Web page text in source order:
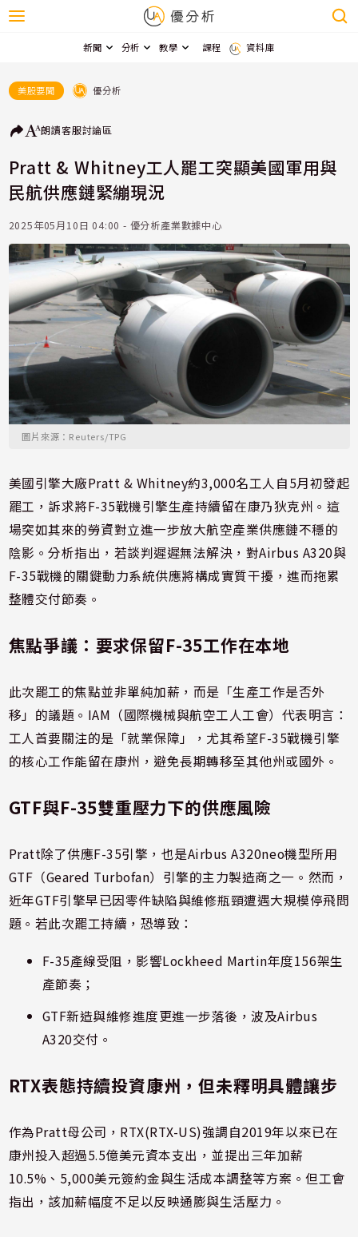
新聞 分析 教學 課程 資料庫
美股要聞 優分析
朗讀客服討論區
Pratt & Whitney工人罷工突顯美國軍用與
民航供應鏈緊繃現況
2025年05月10日 04:00 - 優分析產業數據中心
圖片來源：Reuters/TPG
美國引擎大廠Pratt & Whitney約3,000名工人自5月初發起
罷工，訴求將F-35戰機引擎生產持續留在康乃狄克州。這
場突如其來的勞資對立進一步放大航空產業供應鏈不穩的
陰影。分析指出，若談判遲遲無法解決，對Airbus A320與
F-35戰機的關鍵動力系統供應將構成實質干擾，進而拖累
整體交付節奏。
焦點爭議：要求保留F-35工作在本地
此次罷工的焦點並非單純加薪，而是「生產工作是否外
移」的議題。IAM（國際機械與航空工人工會）代表明言：
工人首要關注的是「就業保障」，尤其希望F-35戰機引擎
的核心工作能留在康州，避免長期轉移至其他州或國外。
GTF與F-35雙重壓力下的供應風險
Pratt除了供應F-35引擎，也是Airbus A320neo機型所用
GTF（Geared Turbofan）引擎的主力製造商之一。然而，
近年GTF引擎早已因零件缺陷與維修瓶頸遭遇大規模停飛問
題。若此次罷工持續，恐導致：
F-35產線受阻，影響Lockheed Martin年度156架生
產節奏；
GTF新造與維修進度更進一步落後，波及Airbus
A320交付。
RTX表態持續投資康州，但未釋明具體讓步
作為Pratt母公司，RTX(RTX-US)強調自2019年以來已在
康州投入超過5.5億美元資本支出，並提出三年加薪
10.5%、5,000美元簽約金與生活成本調整等方案。但工會
指出，該加薪幅度不足以反映通膨與生活壓力。